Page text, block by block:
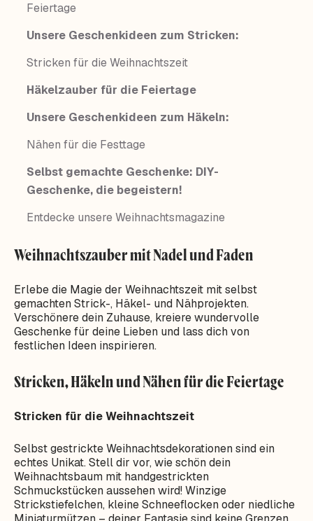
Feiertage
Unsere Geschenkideen zum Stricken:
Stricken für die Weihnachtszeit
Häkelzauber für die Feiertage
Unsere Geschenkideen zum Häkeln:
Nähen für die Festtage
Selbst gemachte Geschenke: DIY-
Geschenke, die begeistern!
Entdecke unsere Weihnachtsmagazine
Weihnachtszauber mit Nadel und Faden
Erlebe die Magie der Weihnachtszeit mit selbst
gemachten Strick-, Häkel- und Nähprojekten.
Verschönere dein Zuhause, kreiere wundervolle
Geschenke für deine Lieben und lass dich von
festlichen Ideen inspirieren.
Stricken, Häkeln und Nähen für die Feiertage
Stricken für die Weihnachtszeit
Selbst gestrickte Weihnachtsdekorationen sind ein
echtes Unikat. Stell dir vor, wie schön dein
Weihnachtsbaum mit handgestrickten
Schmuckstücken aussehen wird! Winzige
Strickstiefelchen, kleine Schneeflocken oder niedliche